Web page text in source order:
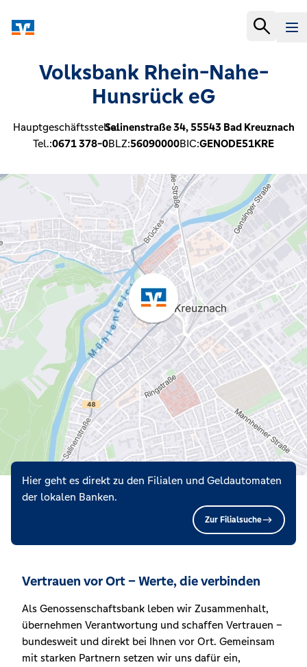
Volksbank Rhein-Nahe-
Hunsrück eG
Hauptgeschäftsstelle:Salinenstraße 34,55543 Bad Kreuznach
Tel.:0671 378-0BLZ:56090000BIC:GENODE51KRE
Hier geht es direkt zu den Filialen und Geldautomaten
der lokalen Banken.
Zur Filialsuche
Vertrauen vor Ort – Werte, die verbinden
Als Genossenschaftsbank leben wir Zusammenhalt,
übernehmen Verantwortung und schaffen Vertrauen –
bundesweit und direkt bei Ihnen vor Ort. Gemeinsam
mit starken Partnern setzen wir uns dafür ein,